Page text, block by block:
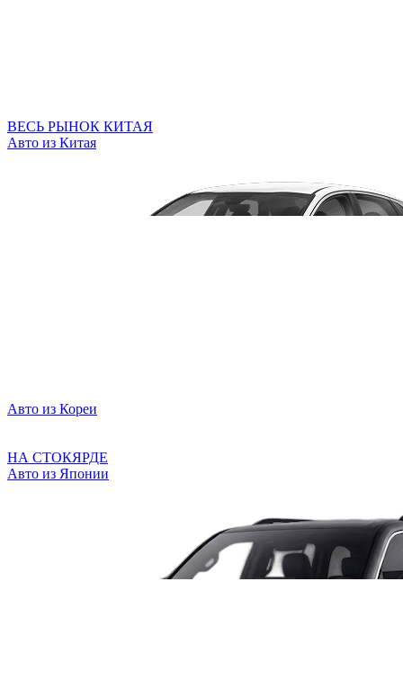
ВЕСЬ РЫНОК КИТАЯ
Авто из Китая
Авто из Кореи
НА СТОКЯРДЕ
Авто из Японии